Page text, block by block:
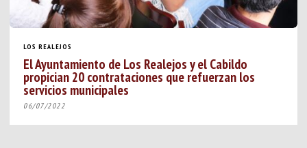
LOS REALEJOS
El Ayuntamiento de Los Realejos y el Cabildo
propician 20 contrataciones que refuerzan los
servicios municipales
06/07/2022